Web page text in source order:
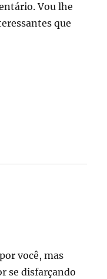
Vou lhe
que
você, mas
se disfarçando